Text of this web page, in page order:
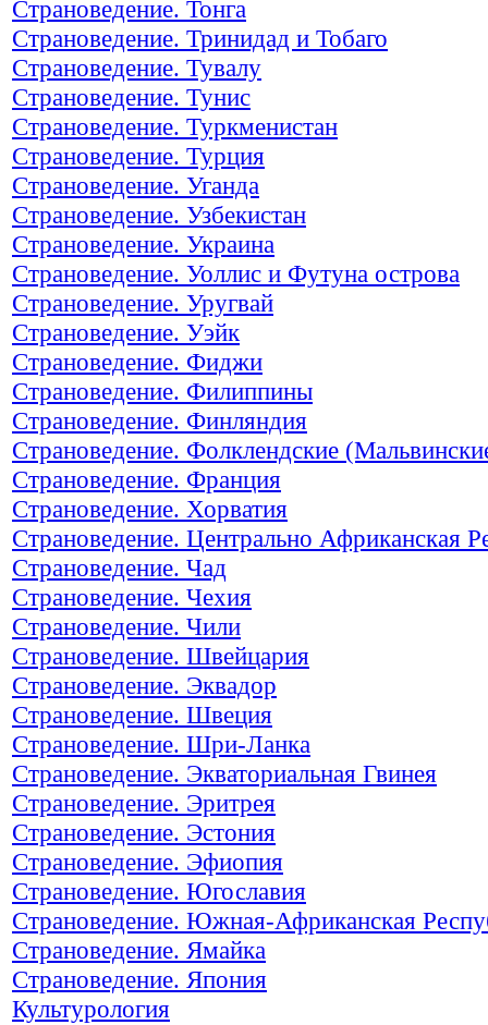
Страноведение. Тонга
Страноведение. Тринидад и Тобаго
Страноведение. Тувалу
Страноведение. Тунис
Страноведение. Туркменистан
Страноведение. Турция
Страноведение. Уганда
Страноведение. Узбекистан
Страноведение. Украина
Страноведение. Уоллис и Футуна острова
Страноведение. Уругвай
Страноведение. Уэйк
Страноведение. Фиджи
Страноведение. Филиппины
Страноведение. Финляндия
Страноведение. Фолклендские
Страноведение. Франция
Страноведение. Хорватия
Страноведение. Центрально Африканская
Страноведение. Чад
Страноведение. Чехия
Страноведение. Чили
Страноведение. Швейцария
Страноведение. Эквадор
Страноведение. Швеция
Страноведение. Шри-Ланка
Страноведение. Экваториальная Гвинея
Страноведение. Эритрея
Страноведение. Эстония
Страноведение. Эфиопия
Страноведение. Югославия
Страноведение. Южная-Африканская
Страноведение. Ямайка
Страноведение. Япония
Культурология